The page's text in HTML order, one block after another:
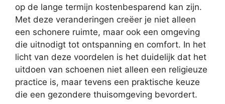
op de lange termijn kostenbesparend kan zijn.
Met deze veranderingen creëer je niet alleen
een schonere ruimte, maar ook een omgeving
die uitnodigt tot ontspanning en comfort. In het
licht van deze voordelen is het duidelijk dat het
uitdoen van schoenen niet alleen een religieuze
practice is, maar tevens een praktische keuze
die een gezondere thuisomgeving bevordert.